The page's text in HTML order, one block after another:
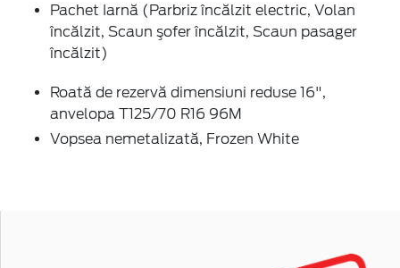
Pachet Iarnă (Parbriz încălzit electric, Volan
încălzit, Scaun şofer încălzit, Scaun pasager
încălzit)
Roată de rezervă dimensiuni reduse 16",
anvelopa T125/70 R16 96M
Vopsea nemetalizată, Frozen White